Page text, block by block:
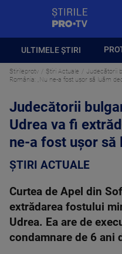
ULTIMELE ȘTIRI
Stirileprotv Știri Actuale
Judecătorii
România: „Nu ne-a fost ușor să luăm
Judecătorii
Udrea va fi
ne-a fost ușor să
ȘTIRI ACTUALE
Curtea de Apel din
extrădarea fostului
Udrea. Ea are de
condamnare de 6 ani